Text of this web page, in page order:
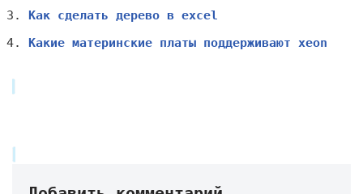
Как сделать дерево в excel
Какие материнские платы поддерживают xeon